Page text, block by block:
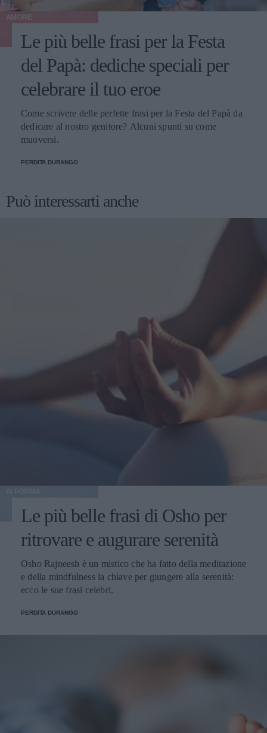
AMORE
Le più belle frasi per la Festa
del Papà: dediche speciali per
celebrare il tuo eroe
Come scrivere delle perfette frasi per la Festa del Papà da
dedicare al nostro genitore? Alcuni spunti su come
muoversi.
PERDITA DURANGO
Può interessarti anche
Le più belle frasi di Osho per
ritrovare e augurare serenità
Osho Rajneesh è un mistico che ha fatto della meditazione
e della mindfulness la chiave per giungere alla serenità:
ecco le sue frasi celebri.
PERDITA DURANGO